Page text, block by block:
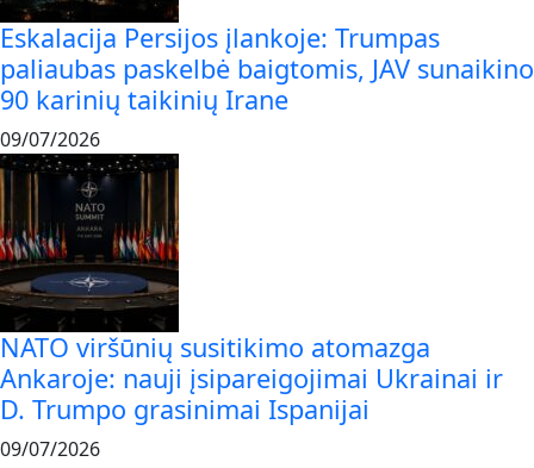
Eskalacija Persijos įlankoje: Trumpas
paliaubas paskelbė baigtomis, JAV sunaikino
90 karinių taikinių Irane
09/07/2026
NATO viršūnių susitikimo atomazga
Ankaroje: nauji įsipareigojimai Ukrainai ir
D. Trumpo grasinimai Ispanijai
09/07/2026